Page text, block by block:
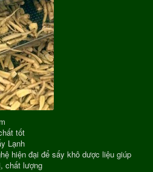
tốt
Lạnh
hiện đại để sấy khô dược liệu giúp
chất lượng